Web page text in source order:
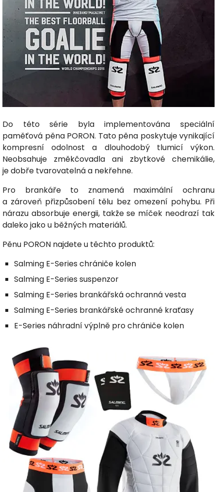
Do této série byla implementována speciální
paměťová pěna PORON. Tato pěna poskytuje vynikající
kompresní odolnost a dlouhodobý tlumicí výkon.
Neobsahuje změkčovadla ani zbytkové chemikálie,
je dobře tvarovatelná a nekřehne.
Pro brankáře to znamená maximální ochranu
a zároveň přizpůsobení tělu bez omezení pohybu. Při
nárazu absorbuje energii, takže se míček neodrazí tak
daleko jako u běžných materiálů.
Pěnu PORON najdete u těchto produktů:
Salming E-Series chrániče kolen
Salming E-Series suspenzor
Salming E-Series brankářská ochranná vesta
Salming E-Series brankářské ochranné kraťasy
E-Series náhradní výplně pro chrániče kolen